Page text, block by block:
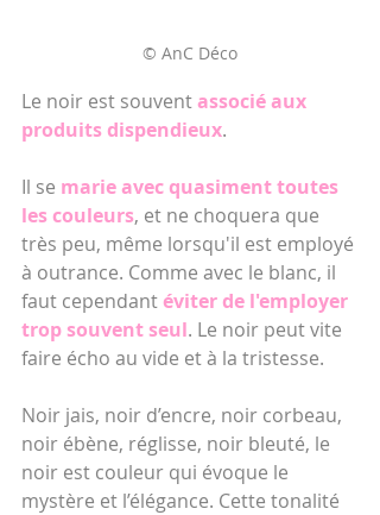
© AnC Déco
Le noir est souvent associé aux
produits dispendieux.
Il se marie avec quasiment toutes
les couleurs, et ne choquera que
très peu, même lorsqu'il est employé
à outrance. Comme avec le blanc, il
faut cependant éviter de l'employer
trop souvent seul. Le noir peut vite
faire écho au vide et à la tristesse.
Noir jais, noir d’encre, noir corbeau,
noir ébène, réglisse, noir bleuté, le
noir est couleur qui évoque le
mystère et l’élégance. Cette tonalité